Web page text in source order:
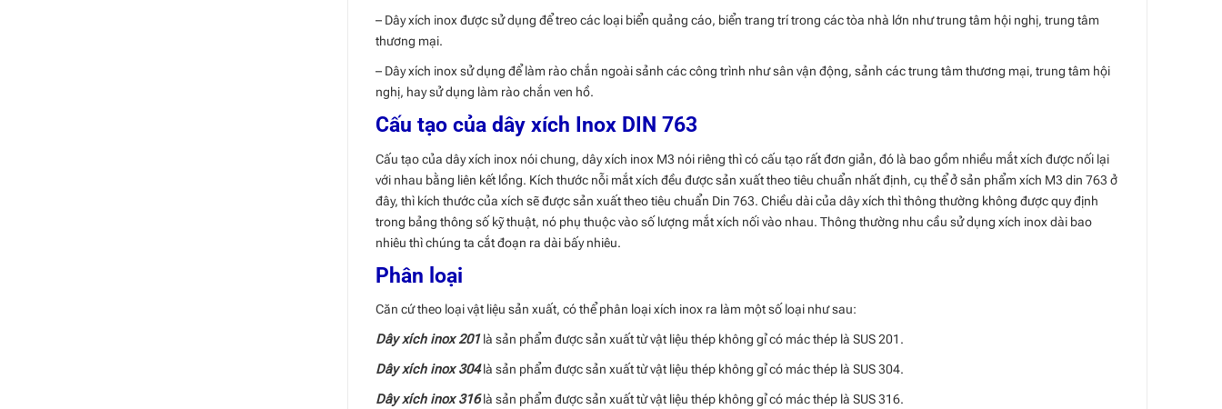
– Dây xích inox được sử dụng để treo các loại biển quảng cáo, biển trang trí trong các tòa nhà lớn như trung tâm hội nghị, trung tâm
thương mại.
– Dây xích inox sử dụng để làm rào chắn ngoài sảnh các công trình như sân vận động, sảnh các trung tâm thương mại, trung tâm hội
nghị, hay sử dụng làm rào chắn ven hồ.
Cấu tạo của dây xích Inox DIN 763
Cấu tạo của dây xích inox nói chung, dây xích inox M3 nói riêng thì có cấu tạo rất đơn giản, đó là bao gồm nhiều mắt xích được nối lại
với nhau bằng liên kết lồng. Kích thước nỗi mắt xích đều được sản xuất theo tiêu chuẩn nhất định, cụ thể ở sản phẩm xích M3 din 763 ở
đây, thì kích thước của xích sẽ được sản xuất theo tiêu chuẩn Din 763. Chiều dài của dây xích thì thông thường không được quy định
trong bảng thông số kỹ thuật, nó phụ thuộc vào số lượng mắt xích nối vào nhau. Thông thường nhu cầu sử dụng xích inox dài bao
nhiêu thì chúng ta cắt đoạn ra dài bấy nhiêu.
Phân loại
Căn cứ theo loại vật liệu sản xuất, có thể phân loại xích inox ra làm một số loại như sau:
Dây xích inox 201là sản phẩm được sản xuất từ vật liệu thép không gỉ có mác thép là SUS 201.
Dây xích inox 304là sản phẩm được sản xuất từ vật liệu thép không gỉ có mác thép là SUS 304.
Dây xích inox 316là sản phẩm được sản xuất từ vật liệu thép không gỉ có mác thép là SUS 316.